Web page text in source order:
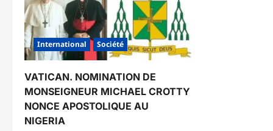
International Société
VATICAN. NOMINATION DE
MONSEIGNEUR MICHAEL CROTTY
NONCE APOSTOLIQUE AU
NIGERIA